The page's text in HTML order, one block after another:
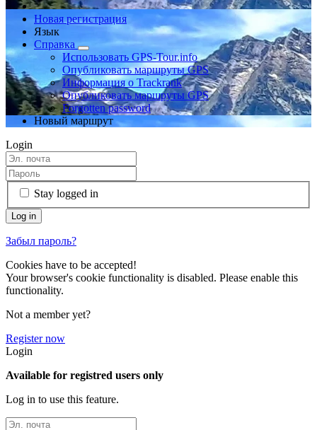
Новая регистрация
Язык
Справка
Использовать GPS-Tour.info
Опубликовать маршруты GPS
Информация о Trackrank
Опубликовать маршруты GPS
Forgotten password
Новый маршрут
Login
Stay logged in
Забыл пароль?
Cookies have to be accepted!
Your browser's cookie functionality is disabled. Please enable this
functionality.
Not a member yet?
Register now
Login
Available for registred users only
Log in to use this feature.